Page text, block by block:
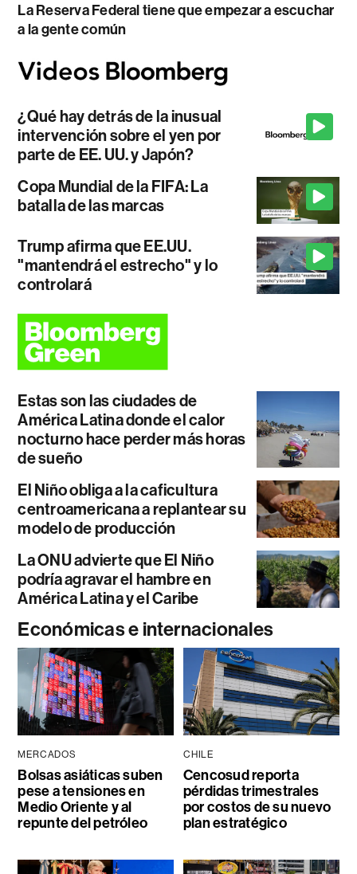
La Reserva Federal tiene que empezar a escuchar
a la gente común
¿Qué hay detrás de la inusual
intervención sobre el yen por
parte de EE. UU. y Japón?
Copa Mundial de la FIFA: La
batalla de las marcas
Trump afirma que EE.UU.
"mantendrá el estrecho" y lo
controlará
Estas son las ciudades de
América Latina donde el calor
nocturno hace perder más horas
de sueño
El Niño obliga a la caficultura
centroamericana a replantear su
modelo de producción
La ONU advierte que El Niño
podría agravar el hambre en
América Latina y el Caribe
Económicas e internacionales
MERCADOS
Bolsas asiáticas suben
pese a tensiones en
Medio Oriente y al
repunte del petróleo
CHILE
Cencosud reporta
pérdidas trimestrales
por costos de su nuevo
plan estratégico